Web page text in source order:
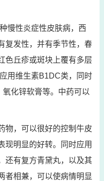
慢性炎症性皮肤病，西
复发性，并有季节性，春
色丘疹或斑块上覆有多层
用维生素B1DC类，同时
化锌软膏等。中药可以
物，可以很好的控制牛皮
现明显的好转。同时应用
还有复方青黛丸，以及其
者相兼，可以使病情明显